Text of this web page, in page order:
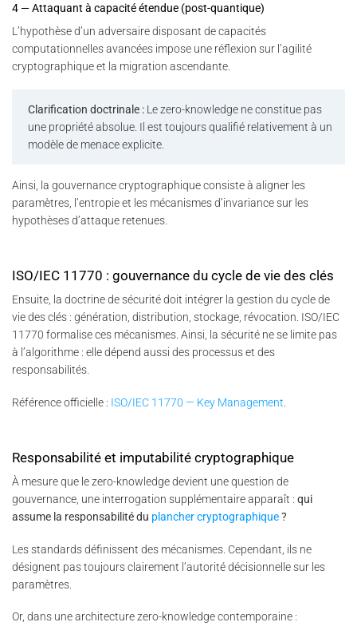
4 — Attaquant à capacité étendue (post-quantique)
L’hypothèse d’un adversaire disposant de capacités
computationnelles avancées impose une réflexion sur l’agilité
cryptographique et la migration ascendante.
Clarification doctrinale : Le zero-knowledge ne constitue pas
une propriété absolue. Il est toujours qualifié relativement à un
modèle de menace explicite.
Ainsi, la gouvernance cryptographique consiste à aligner les
paramètres, l’entropie et les mécanismes d’invariance sur les
hypothèses d’attaque retenues.
ISO/IEC 11770 : gouvernance du cycle de vie des clés
Ensuite, la doctrine de sécurité doit intégrer la gestion du cycle de
vie des clés : génération, distribution, stockage, révocation. ISO/IEC
11770 formalise ces mécanismes. Ainsi, la sécurité ne se limite pas
à l’algorithme : elle dépend aussi des processus et des
responsabilités.
Référence officielle : ISO/IEC 11770 — Key Management
Responsabilité et imputabilité cryptographique
À mesure que le zero-knowledge devient une question de
gouvernance, une interrogation supplémentaire apparaît : qui
assume la responsabilité du plancher cryptographique?
Les standards définissent des mécanismes. Cependant, ils ne
désignent pas toujours clairement l’autorité décisionnelle sur les
paramètres.
Or, dans une architecture zero-knowledge contemporaine :